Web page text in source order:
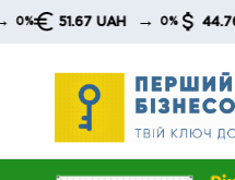
Skip
51.67 UAH → 0% 44.76 UAH